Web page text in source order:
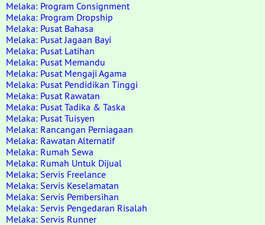
Melaka: Program Consignment
Melaka: Program Dropship
Melaka: Pusat Bahasa
Melaka: Pusat Jagaan Bayi
Melaka: Pusat Latihan
Melaka: Pusat Memandu
Melaka: Pusat Mengaji Agama
Melaka: Pusat Pendidikan Tinggi
Melaka: Pusat Rawatan
Melaka: Pusat Tadika & Taska
Melaka: Pusat Tuisyen
Melaka: Rancangan Perniagaan
Melaka: Rawatan Alternatif
Melaka: Rumah Sewa
Melaka: Rumah Untuk Dijual
Melaka: Servis Freelance
Melaka: Servis Keselamatan
Melaka: Servis Pembersihan
Melaka: Servis Pengedaran Risalah
Melaka: Servis Runner